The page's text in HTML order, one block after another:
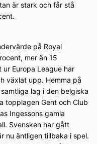
är stark och får stå
på Royal
mer än 15
Europa League har
växlat upp. Hemma på
lag i den belgiska
topplagen Gent och Club
Ingessons gamla
Svensken har gått
nu äntligen tillbaka i spel.